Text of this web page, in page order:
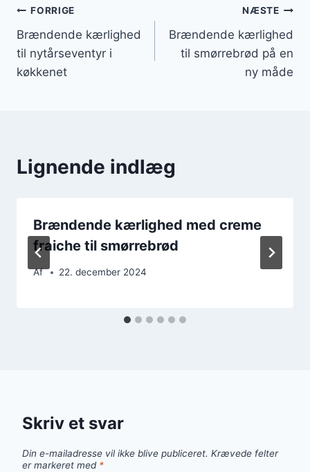
Indlægsnavigation
FORRIGE
Brændende kærlighed
til nytårseventyr i
køkkenet
NÆSTE
Brændende kærlighed
til smørrebrød på en
ny måde
Lignende indlæg
Brændende kærlighed med creme
fraiche til smørrebrød
Af 22. december 2024
Skriv et svar
Din e-mailadresse vil ikke blive publiceret. Krævede felter
er markeret med *